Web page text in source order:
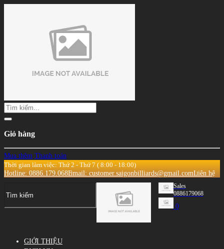
Giỏ hàng
Mua thêm Thanh toán
Thời gian làm việc: Thứ 2 - Thứ 7 ( 8:00 - 18:00)
Hotline: 0886.179.068Email: customer.saigonbilliards@gmail.comLiên hệ
Sales
0886179068
0
GIỚI THIỆU